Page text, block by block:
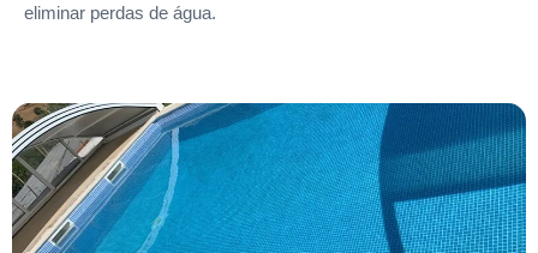
eliminar perdas de água.